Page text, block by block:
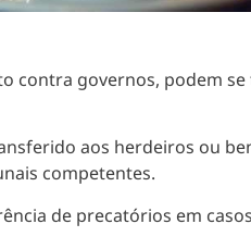
contra governos, podem
aos herdeiros ou
competentes.
de precatórios em